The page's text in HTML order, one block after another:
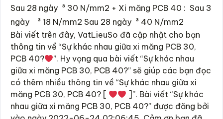
Sau 28 ngày ³ 30 N/mm2 + Xi măng PCB 40 : Sau 3
ngày ³ 18 N/mm2 Sau 28 ngày ³ 40 N/mm2
Bài viết trên đây, VatLieuSo đã cập nhật cho bạn
thông tin về “Sự khác nhau giữa xi măng PCB 30,
PCB 40?
”. Hy vọng qua bài viết “Sự khác nhau
giữa xi măng PCB 30, PCB 40?” sẽ giúp các bạn đọc
có thêm nhiều thông tin về “Sự khác nhau giữa xi
măng PCB 30, PCB 40? [
]”. Bài viết “Sự khác
nhau giữa xi măng PCB 30, PCB 40?” được đăng bởi